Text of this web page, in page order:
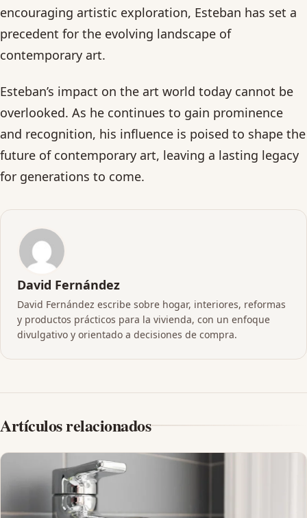
encouraging artistic exploration, Esteban has set a
precedent for the evolving landscape of
contemporary art.
Esteban’s impact on the art world today cannot be
overlooked. As he continues to gain prominence
and recognition, his influence is poised to shape the
future of contemporary art, leaving a lasting legacy
for generations to come.
David Fernández
David Fernández escribe sobre hogar, interiores, reformas
y productos prácticos para la vivienda, con un enfoque
divulgativo y orientado a decisiones de compra.
Artículos relacionados